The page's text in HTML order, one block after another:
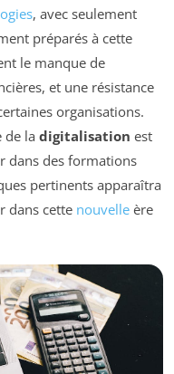
, avec seulement
préparés à cette
le manque de
et une résistance
organisations.
de la digitalisation est
dans des formations
pertinents apparaîtra
dans cette nouvelle ère